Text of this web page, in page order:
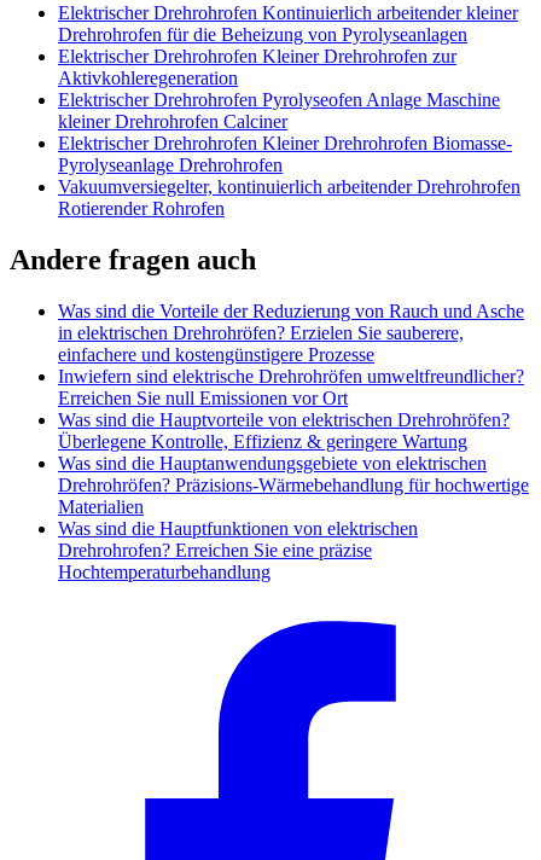
Elektrischer Drehrohrofen Kontinuierlich arbeitender kleiner
Drehrohrofen für die Beheizung von Pyrolyseanlagen
Elektrischer Drehrohrofen Kleiner Drehrohrofen zur
Aktivkohleregeneration
Elektrischer Drehrohrofen Pyrolyseofen Anlage Maschine
kleiner Drehrohrofen Calciner
Elektrischer Drehrohrofen Kleiner Drehrohrofen Biomasse-
Pyrolyseanlage Drehrohrofen
Vakuumversiegelter, kontinuierlich arbeitender Drehrohrofen
Rotierender Rohrofen
Andere fragen auch
Was sind die Vorteile der Reduzierung von Rauch und Asche
in elektrischen Drehrohröfen? Erzielen Sie sauberere,
einfachere und kostengünstigere Prozesse
Inwiefern sind elektrische Drehrohröfen umweltfreundlicher?
Erreichen Sie null Emissionen vor Ort
Was sind die Hauptvorteile von elektrischen Drehrohröfen?
Überlegene Kontrolle, Effizienz & geringere Wartung
Was sind die Hauptanwendungsgebiete von elektrischen
Drehrohröfen? Präzisions-Wärmebehandlung für hochwertige
Materialien
Was sind die Hauptfunktionen von elektrischen
Drehrohrofen? Erreichen Sie eine präzise
Hochtemperaturbehandlung